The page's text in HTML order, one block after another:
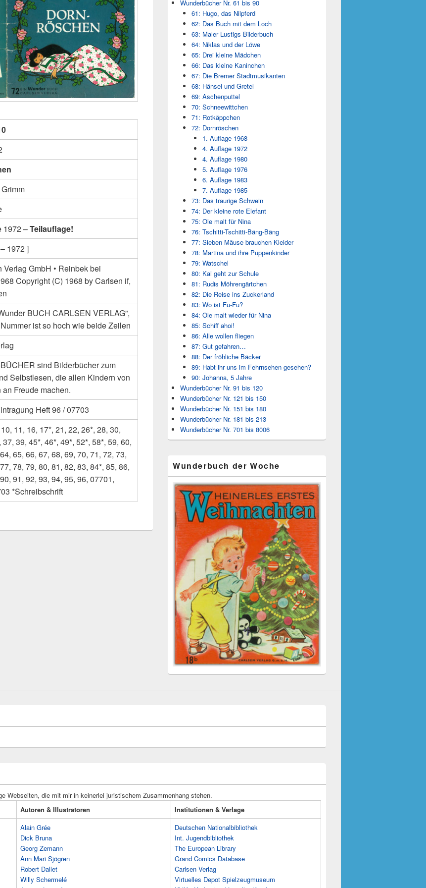
1972 –Teilauflage!
1972 ]
Verlag GmbH • Reinbek bei
Copyright (C) 1968 by Carlsen if,
BUCH CARLSEN VERLAG”,
ist so hoch wie beide Zeilen
sind Bilderbücher zum
Selbstlesen, die allen Kindern von
Freude machen.
Heft 96 / 07703
11, 16, 17*, 21, 22, 26*, 28, 30,
37, 39, 45*, 46*, 49*, 52*, 58*, 59, 60,
65, 66, 67, 68, 69, 70, 71, 72, 73,
78, 79, 80, 81, 82, 83, 84*, 85, 86,
91, 92, 93, 94, 95, 96, 07701,
*Schreibschrift
Wunderbücher Nr. 61 bis 90
61: Hugo, das Nilpferd
62: Das Buch mit dem Loch
63: Maler Lustigs Bilderbuch
64: Niklas und der Löwe
65: Drei kleine Mädchen
66: Das kleine Kaninchen
67: Die Bremer Stadtmusikanten
68: Hänsel und Gretel
69: Aschenputtel
70: Schneewittchen
71: Rotkäppchen
72: Dornröschen
1. Auflage 1968
4. Auflage 1972
4. Auflage 1980
5. Auflage 1976
6. Auflage 1983
7. Auflage 1985
73: Das traurige Schwein
74: Der kleine rote Elefant
75: Ole malt für Nina
76: Tschitti-Tschitti-Bäng-Bäng
77: Sieben Mäuse brauchen Kleider
78: Martina und ihre Puppenkinder
79: Watschel
80: Kai geht zur Schule
81: Rudis Möhrengärtchen
82: Die Reise ins Zuckerland
83: Wo ist Fu-Fu?
84: Ole malt wieder für Nina
85: Schiff ahoi!
86: Alle wollen fliegen
87: Gut gefahren…
88: Der fröhliche Bäcker
89: Habt ihr uns im Fehrnsehen gesehen?
90: Johanna, 5 Jahre
Wunderbücher Nr. 91 bis 120
Wunderbücher Nr. 121 bis 150
Wunderbücher Nr. 151 bis 180
Wunderbücher Nr. 181 bis 213
Wunderbücher Nr. 701 bis 8006
Wunderbuch der Woche
Webseiten, die mit mir in keinerlei juristischem Zusammenhang stehen.
Autoren & Illustratoren
Institutionen & Verlage
Alain Grée
Dick Bruna
Georg Zemann
Ann Mari Sjögren
Robert Dallet
Willy Schermelé
Deutschen Nationalbibliothek
Int. Jugendbibliothek
The European Library
Grand Comics Database
Carlsen Verlag
Virtuelles Depot Spielzeugmuseum